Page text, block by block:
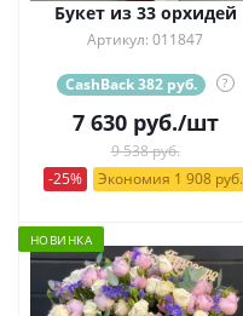
Букет из 33 орхидей
Артикул: 011847
CashBack 382 руб. ?
7 630руб./шт
9 538 руб.
-25%
Экономия 1 908 руб.
НОВИНКА